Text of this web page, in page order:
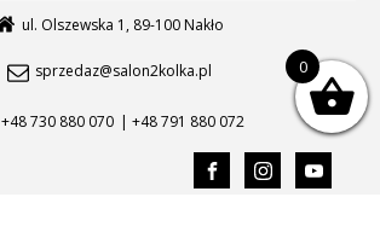
ul. Olszewska 1, 89-100 Nakło
sprzedaz@salon2kolka.pl
+48 730 880 070 | +48 791 880 072
0